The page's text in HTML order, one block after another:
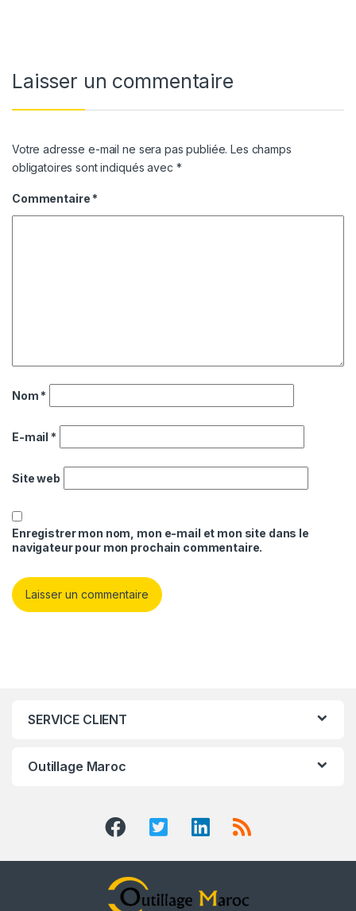
Laisser un commentaire
Votre adresse e-mail ne sera pas publiée. Les champs
obligatoires sont indiqués avec *
Commentaire *
Nom *
E-mail *
Site web
Enregistrer mon nom, mon e-mail et mon site dans le
navigateur pour mon prochain commentaire.
SERVICE CLIENT
Outillage Maroc